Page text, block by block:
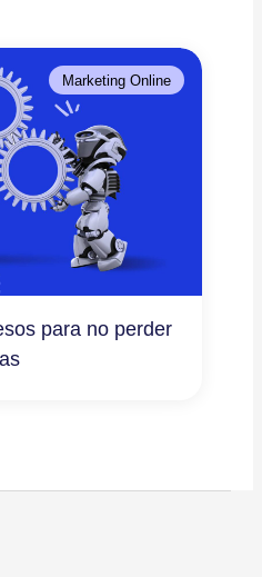
Marketing Online
para no perder